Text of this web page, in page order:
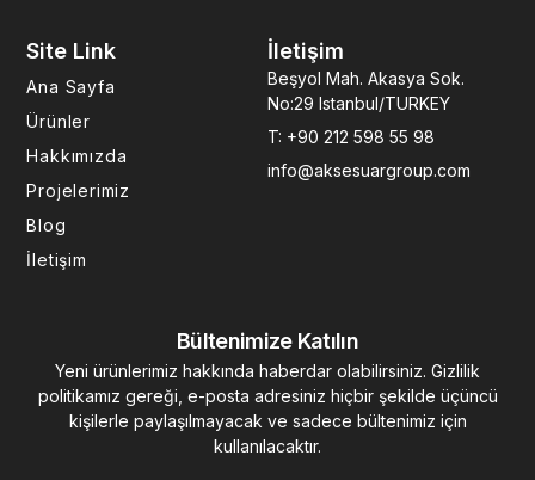
e
d
i
n
-
n
u
b
e
r
e
s
t
Site Link
Ana Sayfa
Ürünler
Hakkımızda
Projelerimiz
Blog
İletişim
İletişim
Beşyol Mah. Akasya Sok.
No:29 Istanbul/TURKEY
T: +90 212 598 55 98
info@aksesuargroup.com
Bültenimize Katılın
Yeni ürünlerimiz hakkında haberdar olabilirsiniz. Gizlilik
politikamız gereği, e-posta adresiniz hiçbir şekilde üçüncü
kişilerle paylaşılmayacak ve sadece bültenimiz için
kullanılacaktır.